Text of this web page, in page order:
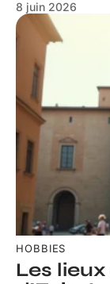
8 juin 2026
HOBBIES
Les